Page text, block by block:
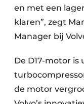
en met een
klaren”, zegt
Manager bij
De D17-motor
de motor